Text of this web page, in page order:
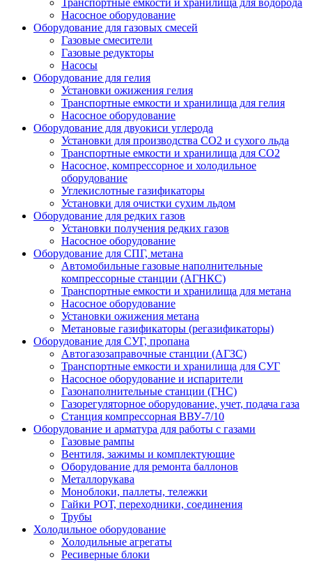
Транспортные емкости и хранилища для водорода
Насосное оборудование
Оборудование для газовых смесей
Газовые смесители
Газовые редукторы
Насосы
Оборудование для гелия
Установки ожижения гелия
Транспортные емкости и хранилища для гелия
Насосное оборудование
Оборудование для двуокиси углерода
Установки для производства СО2 и сухого льда
Транспортные емкости и хранилища для CO2
Насосное, компрессорное и холодильное
оборудование
Углекислотные газификаторы
Установки для очистки сухим льдом
Оборудование для редких газов
Установки получения редких газов
Насосное оборудование
Оборудование для СПГ, метана
Автомобильные газовые наполнительные
компрессорные станции (АГНКС)
Транспортные емкости и хранилища для метана
Насосное оборудование
Установки ожижения метана
Метановые газификаторы (регазификаторы)
Оборудование для СУГ, пропана
Автогазозаправочные станции (АГЗС)
Транспортные емкости и хранилища для СУГ
Насосное оборудование и испарители
Газонаполнительные станции (ГНС)
Газорегуляторное оборудование, учет, подача газа
Станция компрессорная ВВУ-7/10
Оборудование и арматура для работы с газами
Газовые рампы
Вентиля, зажимы и комплектующие
Оборудование для ремонта баллонов
Металлорукава
Моноблоки, паллеты, тележки
Гайки РОТ, переходники, соединения
Трубы
Холодильное оборудование
Холодильные агрегаты
Ресиверные блоки